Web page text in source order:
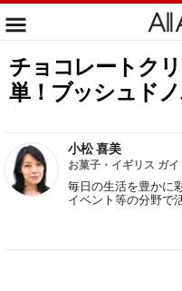
チョコレートク
単！ブッシュド
小松 喜美
お菓子・イギリス ガイ
毎日の生活を豊かに
イベント等の分野で